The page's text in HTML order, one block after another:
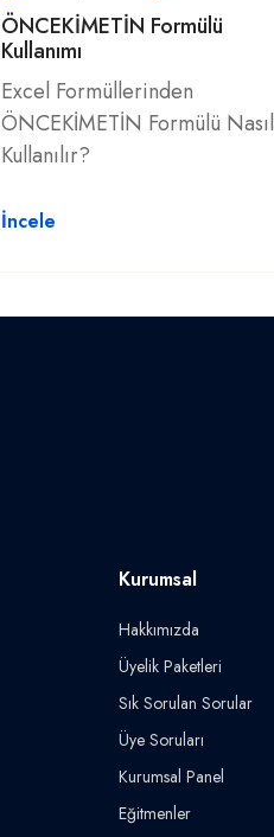
ÖNCEKİMETİN Formülü
Kullanımı
Excel Formüllerinden
ÖNCEKİMETİN Formülü Nasıl
Kullanılır?
İncele
Kurumsal
Hakkımızda
Üyelik Paketleri
Sık Sorulan Sorular
Üye Soruları
Kurumsal Panel
Eğitmenler